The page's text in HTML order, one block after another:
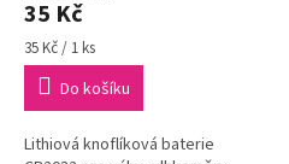
35 Kč
Měrná
cena:
35 Kč / 1 ks
Do košíku
Lithiová knoflíková baterie